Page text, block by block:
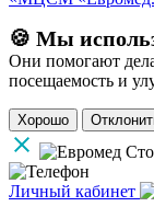
🍪 Мы
Они помогают
посещаемость и
Хорошо
Личный кабинет